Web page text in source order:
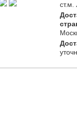
ст.м.